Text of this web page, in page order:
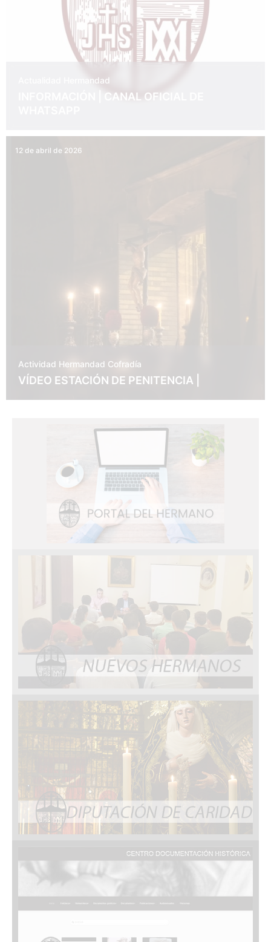
Hermandad
INFORMACIÓN | CANAL OFICIAL DE
12 de abril de 2026
Actividad Hermandad Cofradía
VÍDEO ESTACIÓN DE PENITENCIA |